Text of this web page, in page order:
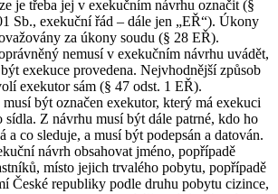
je třeba jej v exekučním návrhu označit (§
Sb., exekuční řád – dále jen „EŘ“). Úkony
za úkony soudu (§ 28 EŘ).
nemusí v exekučním návrhu uvádět,
exekuce provedena. Nejvhodnější způsob
exekutor sám (§ 47 odst. 1 EŘ).
být označen exekutor, který má exekuci
sídla. Z návrhu musí být dále patrné, kdo ho
a co sleduje, a musí být podepsán a datován.
návrh obsahovat jméno, popřípadě
místo jejich trvalého pobytu, popřípadě
České republiky podle druhu pobytu cizince,